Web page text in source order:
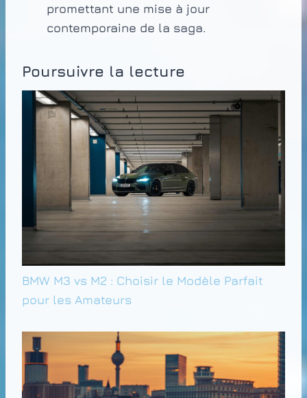
promettant une mise à jour
contemporaine de la saga.
Poursuivre la lecture
BMW M3 vs M2 : Choisir le Modèle Parfait
pour les Amateurs